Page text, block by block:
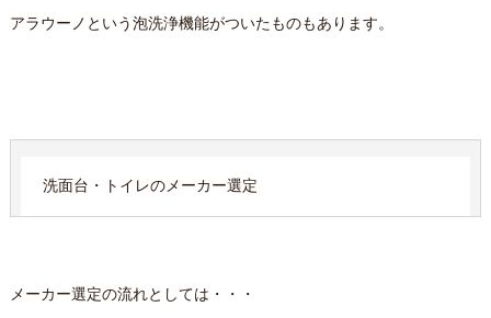
アラウーノという泡洗浄機能がついたものもあります。
洗面台・トイレのメーカー選定
メーカー選定の流れとしては・・・